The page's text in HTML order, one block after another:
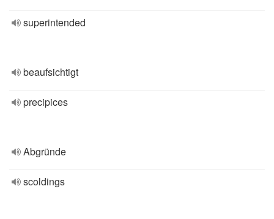
superintended
beaufsichtigt
precipices
Abgründe
scoldings